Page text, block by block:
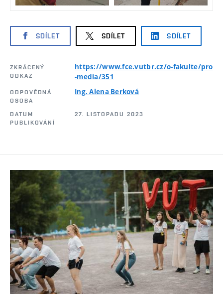
SDÍLET SDÍLET SDÍLET
ZKRÁCENÝ
ODKAZ
https://www.fce.vutbr.cz/o-fakulte/pro
-media/351
ODPOVĚDNÁ
OSOBA
Ing. Alena Berková
DATUM
PUBLIKOVÁNÍ
27. LISTOPADU 2023